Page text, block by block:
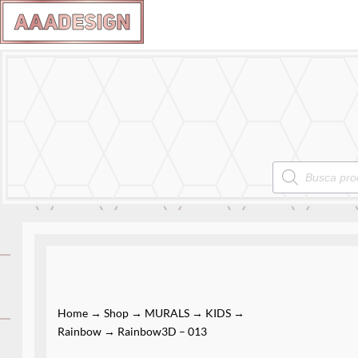
Products
search
Home→ Shop→ MURALS→ KIDS→
Rainbow→ Rainbow3D – 013